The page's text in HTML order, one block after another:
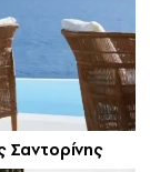
Σαντορίνης